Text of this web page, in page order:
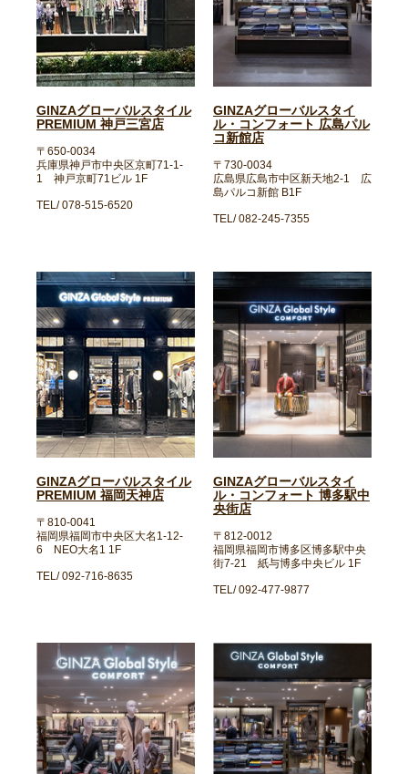
GINZAグローバルスタイル
PREMIUM 神戸三宮店
〒650-0034
兵庫県神戸市中央区京町71-1-
1 神戸京町71ビル 1F
TEL/ 078-515-6520
GINZAグローバルスタイ
ル・コンフォート 広島パル
コ新館店
〒730-0034
広島県広島市中区新天地2-1 広
島パルコ新館 B1F
TEL/ 082-245-7355
GINZAグローバルスタイル
PREMIUM 福岡天神店
〒810-0041
福岡県福岡市中央区大名1-12-
6 NEO大名1 1F
TEL/ 092-716-8635
GINZAグローバルスタイ
ル・コンフォート 博多駅中
央街店
〒812-0012
福岡県福岡市博多区博多駅中央
街7-21 紙与博多中央ビル 1F
TEL/ 092-477-9877